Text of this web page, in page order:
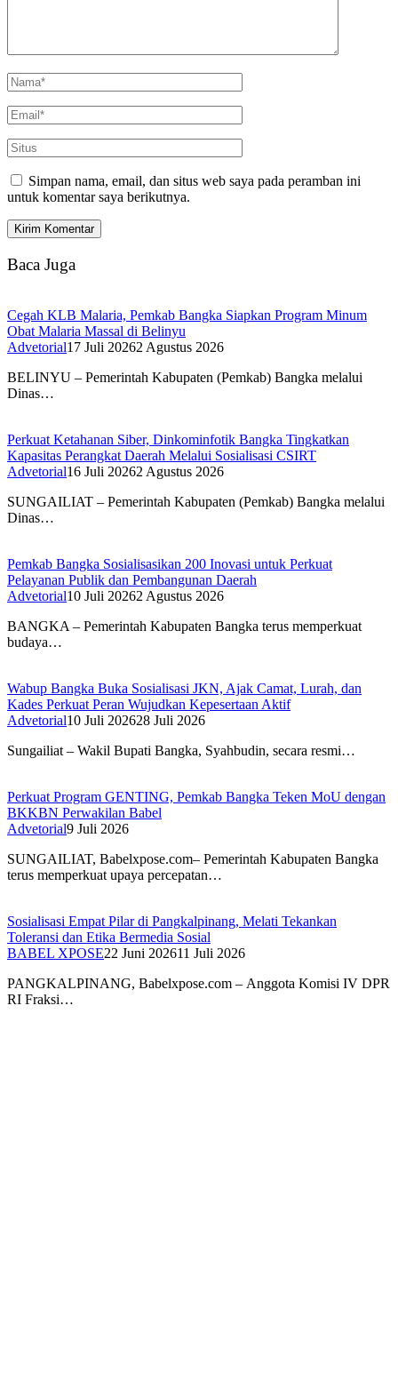
Simpan nama, email, dan situs web saya pada peramban ini
untuk komentar saya berikutnya.
Baca Juga
Cegah KLB Malaria, Pemkab Bangka Siapkan Program Minum
Obat Malaria Massal di Belinyu
Advetorial17 Juli 20262 Agustus 2026
BELINYU – Pemerintah Kabupaten (Pemkab) Bangka melalui
Dinas…
Perkuat Ketahanan Siber, Dinkominfotik Bangka Tingkatkan
Kapasitas Perangkat Daerah Melalui Sosialisasi CSIRT
Advetorial16 Juli 20262 Agustus 2026
SUNGAILIAT – Pemerintah Kabupaten (Pemkab) Bangka melalui
Dinas…
Pemkab Bangka Sosialisasikan 200 Inovasi untuk Perkuat
Pelayanan Publik dan Pembangunan Daerah
Advetorial10 Juli 20262 Agustus 2026
BANGKA – Pemerintah Kabupaten Bangka terus memperkuat
budaya…
Wabup Bangka Buka Sosialisasi JKN, Ajak Camat, Lurah, dan
Kades Perkuat Peran Wujudkan Kepesertaan Aktif
Advetorial10 Juli 202628 Juli 2026
Sungailiat – Wakil Bupati Bangka, Syahbudin, secara resmi…
Perkuat Program GENTING, Pemkab Bangka Teken MoU dengan
BKKBN Perwakilan Babel
Advetorial9 Juli 2026
SUNGAILIAT, Babelxpose.com– Pemerintah Kabupaten Bangka
terus memperkuat upaya percepatan…
Sosialisasi Empat Pilar di Pangkalpinang, Melati Tekankan
Toleransi dan Etika Bermedia Sosial
BABEL XPOSE22 Juni 202611 Juli 2026
PANGKALPINANG, Babelxpose.com – Anggota Komisi IV DPR
RI Fraksi…